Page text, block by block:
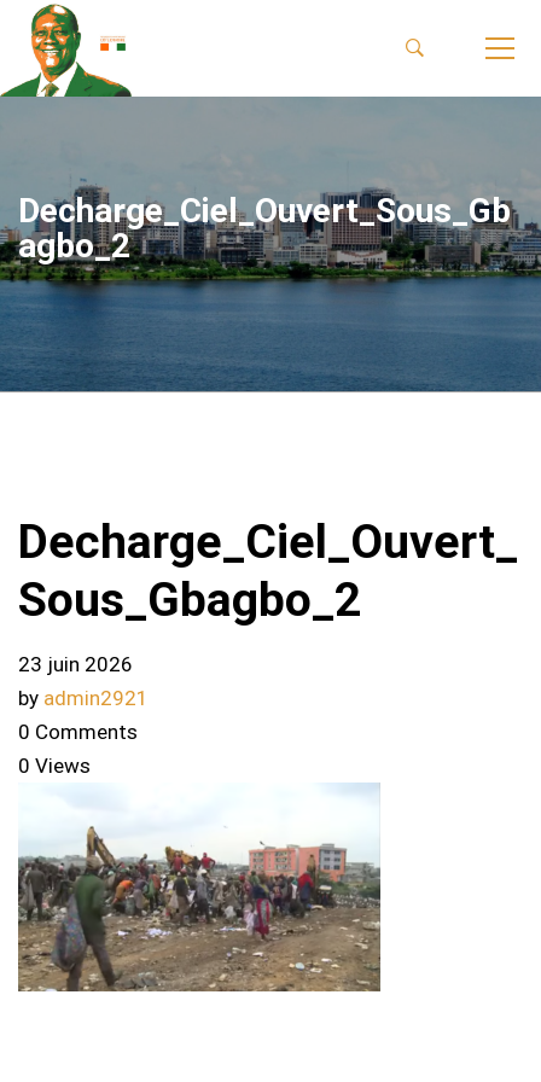
Decharge_Ciel_Ouvert_Sous_Gb
agbo_2
Decharge_Ciel_Ouvert_
Sous_Gbagbo_2
23 juin 2026
by admin2921
0 Comments
0 Views